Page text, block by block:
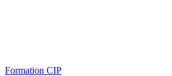
Formation CIP